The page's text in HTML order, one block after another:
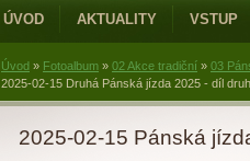
ÚVOD AKTUALITY VSTUP
Úvod » Fotoalbum » 02 Akce tradiční » 03
2025-02-15 Druhá Pánská jízda 2025 - díl
2025-02-15 Pánská